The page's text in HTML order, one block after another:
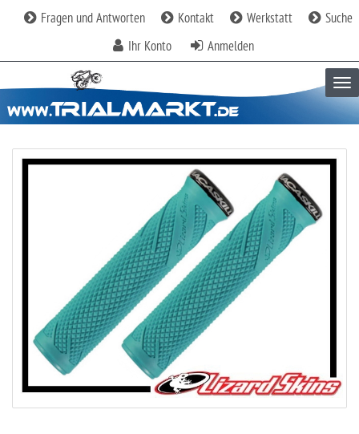
Fragen und Antworten Kontakt Werkstatt
Suche
Ihr Konto
Anmelden